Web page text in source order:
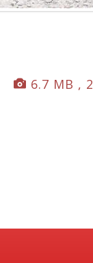
6.7 MB ,